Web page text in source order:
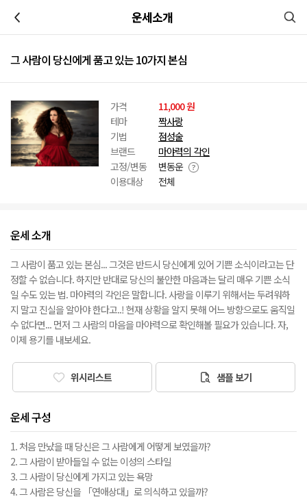
운세소개
그 사람이 당신에게 품고 있는 10가지 본심
가격
11,000 원
테마
짝사랑
기법
점성술
브랜드
마야력의 각인
고정/변동
변동운
이용대상
전체
운세 소개
그 사람이 품고 있는 본심... 그것은 반드시 당신에게 있어 기쁜 소식이라고는 단
정할 수 없습니다. 하지만 반대로 당신의 불안한 마음과는 달리 매우 기쁜 소식
일 수도 있는 법. 마야력의 각인은 말합니다. 사랑을 이루기 위해서는 두려워하
지 말고 진실을 알아야 한다고..! 현재 상황을 알지 못해 어느 방향으로도 움직일
수 없다면... 먼저 그 사람의 마음을 마야력으로 확인해볼 필요가 있습니다. 자,
이제 용기를 내보세요.
위시리스트 샘플 보기
운세 구성
1. 처음 만났을 때 당신은 그 사람에게 어떻게 보였을까?
2. 그 사람이 받아들일 수 없는 이성의 스타일
3. 그 사람이 당신에게 가지고 있는 욕망
4. 그 사람은 당신을 「연애상대」로 의식하고 있을까?